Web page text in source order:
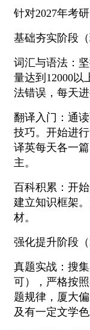
针对2027年考
基础夯实阶段（
词汇与语法：
量达到12000以
法错误，每天
翻译入门：通
技巧。开始进
译英每天各一
主。
百科积累：开
建立知识框架
材。
强化提升阶段（
真题实战：搜
可），严格按
题规律，厦大
及有一定文学色